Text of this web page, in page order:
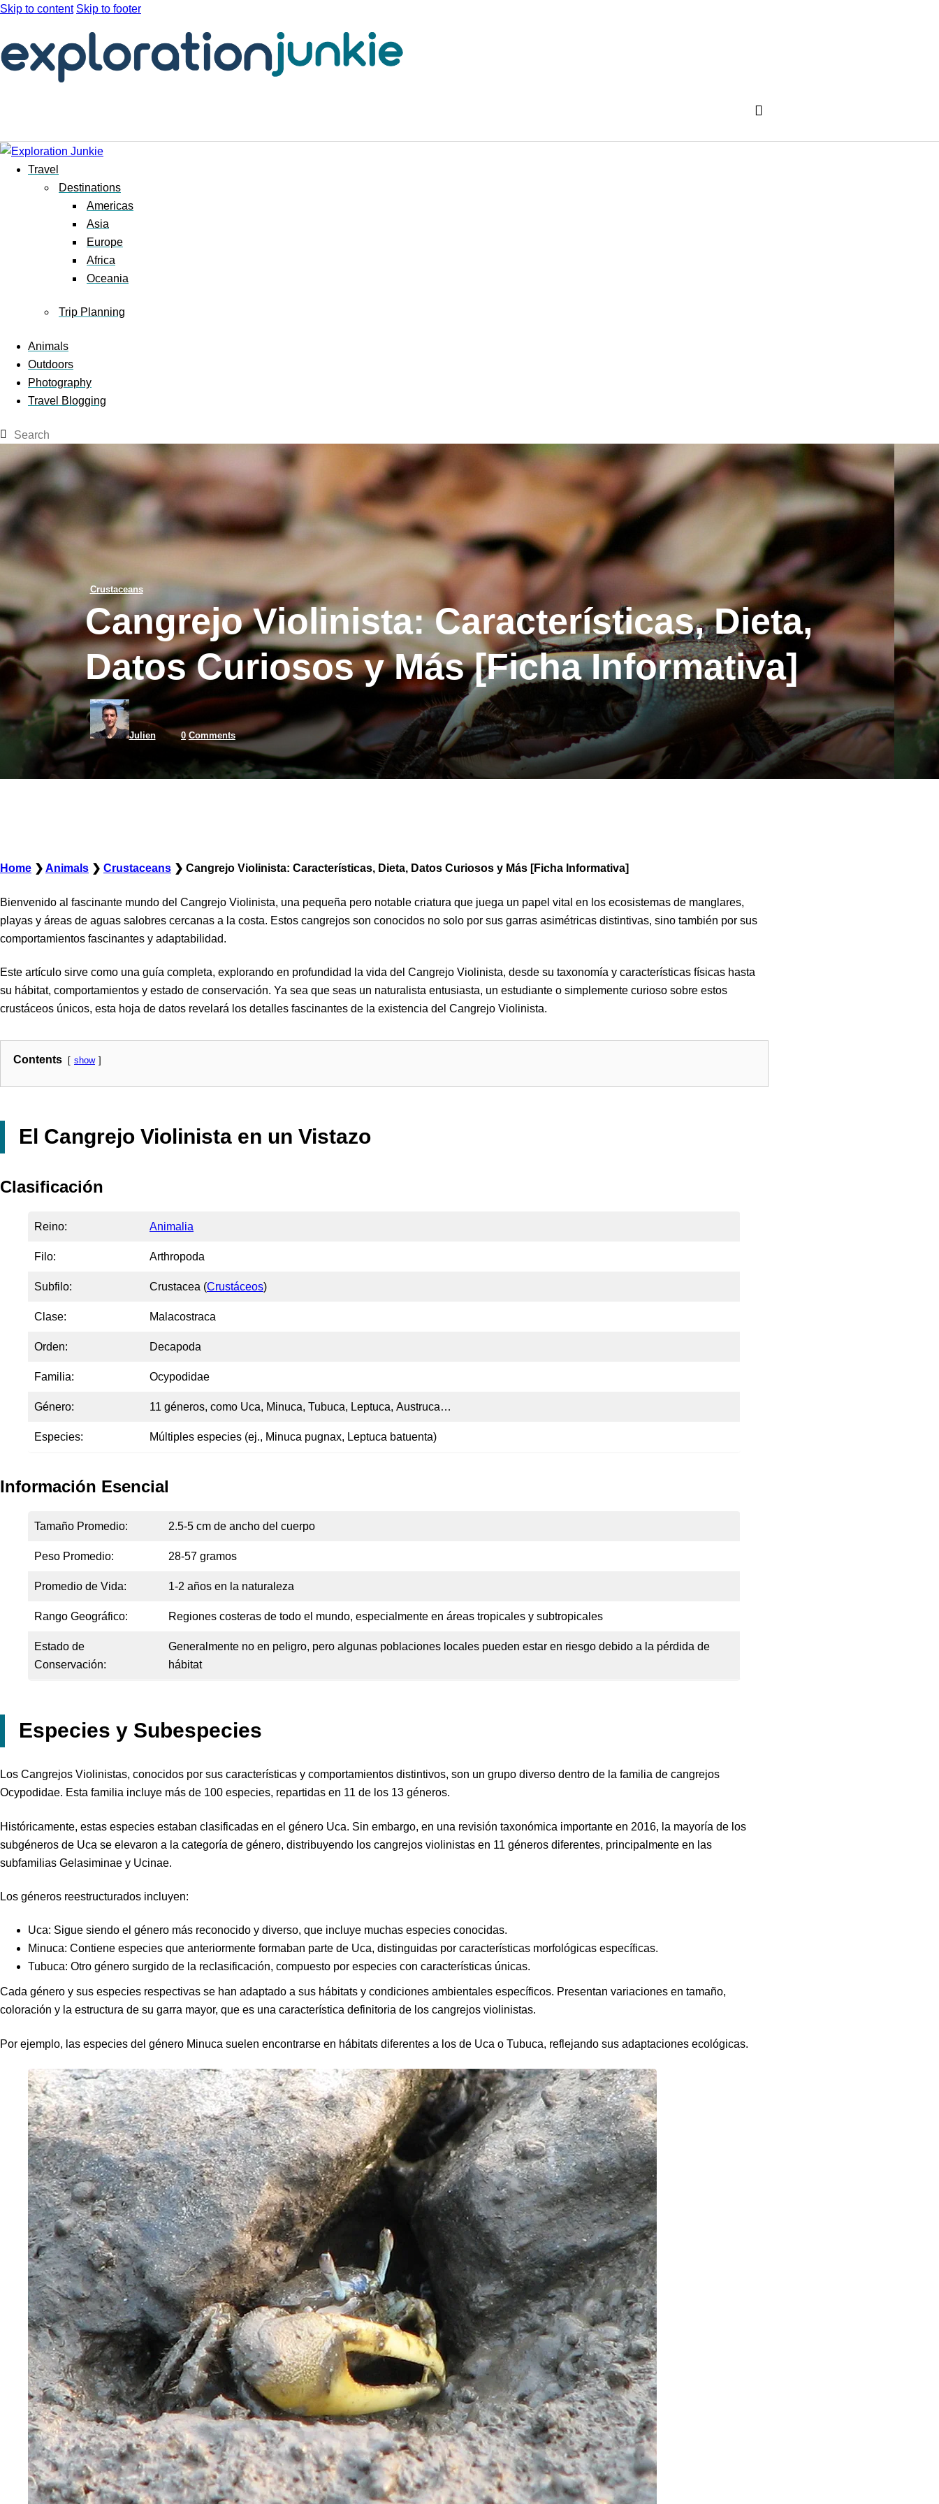
Skip to content Skip to footer
Travel
Destinations
Americas
Asia
Europe
Africa
Oceania
Trip Planning
Animals
Outdoors
Photography
Travel Blogging
facebook
twitter
instagramm
youtube-
1
pinterest-
circled
Crustaceans
Cangrejo Violinista: Características, Dieta,
Datos Curiosos y Más [Ficha Informativa]
Julien 0 Comments
Home ❯ Animals ❯ Crustaceans ❯ Cangrejo Violinista: Características, Dieta, Datos Curiosos y Más [Ficha Informativa]
Bienvenido al fascinante mundo del Cangrejo Violinista, una pequeña pero notable criatura que juega un papel vital en los ecosistemas de manglares,
playas y áreas de aguas salobres cercanas a la costa. Estos cangrejos son conocidos no solo por sus garras asimétricas distintivas, sino también por sus
comportamientos fascinantes y adaptabilidad.
Este artículo sirve como una guía completa, explorando en profundidad la vida del Cangrejo Violinista, desde su taxonomía y características físicas hasta
su hábitat, comportamientos y estado de conservación. Ya sea que seas un naturalista entusiasta, un estudiante o simplemente curioso sobre estos
crustáceos únicos, esta hoja de datos revelará los detalles fascinantes de la existencia del Cangrejo Violinista.
Contents show
El Cangrejo Violinista en un Vistazo
Clasificación
Reino: Animalia
Filo: Arthropoda
Subfilo: Crustacea (Crustáceos)
Clase: Malacostraca
Orden: Decapoda
Familia: Ocypodidae
Género: 11 géneros, como Uca, Minuca, Tubuca, Leptuca, Austruca…
Especies: Múltiples especies (ej., Minuca pugnax, Leptuca batuenta)
Información Esencial
Tamaño Promedio: 2.5-5 cm de ancho del cuerpo
Peso Promedio: 28-57 gramos
Promedio de Vida: 1-2 años en la naturaleza
Rango Geográfico: Regiones costeras de todo el mundo, especialmente en áreas tropicales y subtropicales
Estado de
Conservación:
Generalmente no en peligro, pero algunas poblaciones locales pueden estar en riesgo debido a la pérdida de
hábitat
Especies y Subespecies
Los Cangrejos Violinistas, conocidos por sus características y comportamientos distintivos, son un grupo diverso dentro de la familia de cangrejos
Ocypodidae. Esta familia incluye más de 100 especies, repartidas en 11 de los 13 géneros.
Históricamente, estas especies estaban clasificadas en el género Uca. Sin embargo, en una revisión taxonómica importante en 2016, la mayoría de los
subgéneros de Uca se elevaron a la categoría de género, distribuyendo los cangrejos violinistas en 11 géneros diferentes, principalmente en las
subfamilias Gelasiminae y Ucinae.
Los géneros reestructurados incluyen:
Uca: Sigue siendo el género más reconocido y diverso, que incluye muchas especies conocidas.
Minuca: Contiene especies que anteriormente formaban parte de Uca, distinguidas por características morfológicas específicas.
Tubuca: Otro género surgido de la reclasificación, compuesto por especies con características únicas.
Cada género y sus especies respectivas se han adaptado a sus hábitats y condiciones ambientales específicos. Presentan variaciones en tamaño,
coloración y la estructura de su garra mayor, que es una característica definitoria de los cangrejos violinistas.
Por ejemplo, las especies del género Minuca suelen encontrarse en hábitats diferentes a los de Uca o Tubuca, reflejando sus adaptaciones ecológicas.